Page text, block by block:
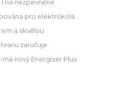
na nezpevněné
pro elektrokola
a skvělou
zaručuje
nový Energizer Plus